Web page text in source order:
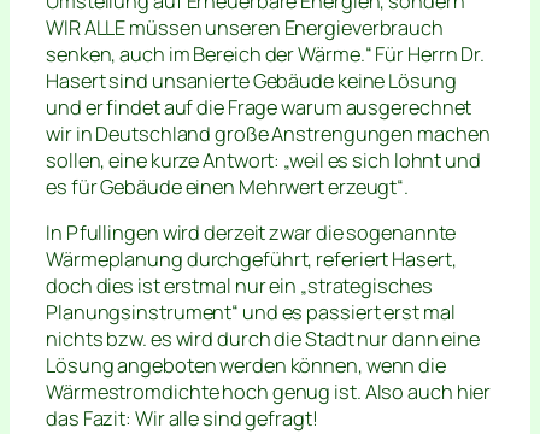
WIR ALLE müssen unseren Energieverbrauch
senken, auch im Bereich der Wärme.“ Für Herrn Dr.
Hasert sind unsanierte Gebäude keine Lösung
und er findet auf die Frage warum ausgerechnet
wir in Deutschland große Anstrengungen machen
sollen, eine kurze Antwort: „weil es sich lohnt und
es für Gebäude einen Mehrwert erzeugt“.
In Pfullingen wird derzeit zwar die sogenannte
Wärmeplanung durchgeführt, referiert Hasert,
doch dies ist erstmal nur ein „strategisches
Planungsinstrument“ und es passiert erst mal
nichts bzw. es wird durch die Stadt nur dann eine
Lösung angeboten werden können, wenn die
Wärmestromdichte hoch genug ist. Also auch hier
das Fazit: Wir alle sind gefragt!